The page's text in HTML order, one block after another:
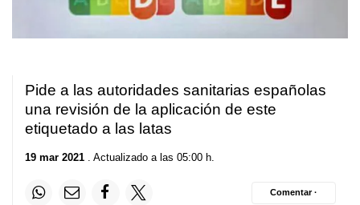
Pide a las autoridades sanitarias españolas
una revisión de la aplicación de este
etiquetado a las latas
19 mar 2021 . Actualizado a las 05:00 h.
Comentar ·